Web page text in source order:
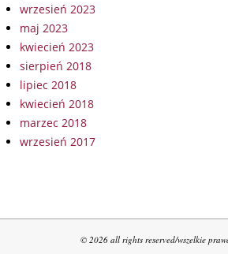
wrzesień 2023
maj 2023
kwiecień 2023
sierpień 2018
lipiec 2018
kwiecień 2018
marzec 2018
wrzesień 2017
© 2026 all rights reserved/wszelkie